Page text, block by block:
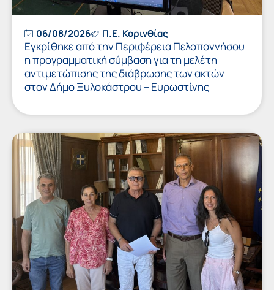
06/08/2026 Π.Ε. Κορινθίας
Εγκρίθηκε από την Περιφέρεια Πελοποννήσου
η προγραμματική σύμβαση για τη μελέτη
αντιμετώπισης της διάβρωσης των ακτών
στον Δήμο Ξυλοκάστρου – Ευρωστίνης